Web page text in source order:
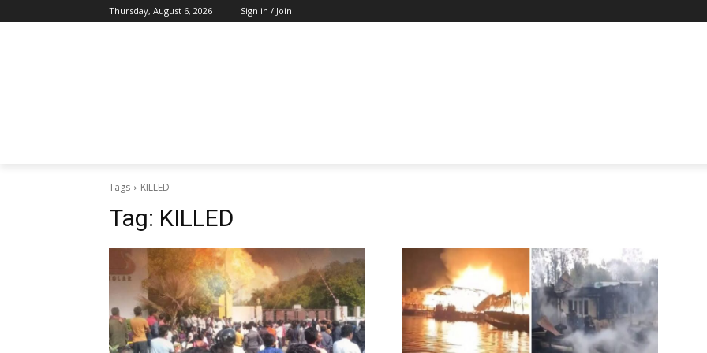
Thursday, August 6, 2026 Sign in / Join
Tags KILLED
Tag: KILLED